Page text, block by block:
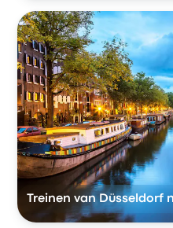
Treinen van Düsseldorf